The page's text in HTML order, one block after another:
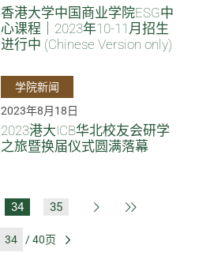
香港大学中国商业学院ESG中
心课程｜2023年10-11月招生
进行中 (Chinese Version only)
学院新闻
2023年8月18日
2023港大ICB华北校友会研学
之旅暨换届仪式圆满落幕
34 35 下一页
/ 40页